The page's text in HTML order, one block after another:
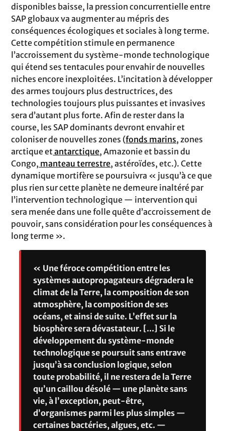
disponibles baisse, la pression concurrentielle entre
SAP globaux va augmenter au mépris des
conséquences écologiques et sociales à long terme.
Cette compétition stimule en permanence
l’accroissement du système-monde technologique
qui étend ses tentacules pour envahir de nouvelles
niches encore inexploitées. L’incitation à développer
des armes toujours plus destructrices, des
technologies toujours plus puissantes et invasives
sera d’autant plus forte. Afin de rester dans la
course, les SAP dominants devront envahir et
coloniser de nouvelles zones (fonds marins, zones
arctique et antarctique, Amazonie et bassin du
Congo, manteau terrestre, astéroïdes, etc.). Cette
dynamique mortifère se poursuivra « jusqu’à ce que
plus rien sur cette planète ne demeure inaltéré par
l’intervention technologique — intervention qui
sera menée dans une folle quête d’accroissement de
pouvoir, sans considération pour les conséquences à
long terme ».
« Une féroce compétition entre les
systèmes autopropagateurs dégradera le
climat de la Terre, la composition de son
atmosphère, la composition de ses
océans, et ainsi de suite. L’effet sur la
biosphère sera dévastateur. [...] Si le
développement du système-monde
technologique se poursuit sans entrave
jusqu’à sa conclusion logique, selon
toute probabilité, il ne restera de la Terre
qu’un caillou désolé — une planète sans
vie, à l’exception, peut-être,
d’organismes parmi les plus simples —
certaines bactéries, algues, etc. —